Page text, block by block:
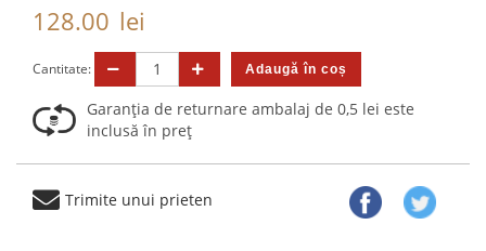
128.00 lei
Cantitate:
Garanția de returnare ambalaj de 0,5 lei este
inclusă în preț
Trimite unui prieten